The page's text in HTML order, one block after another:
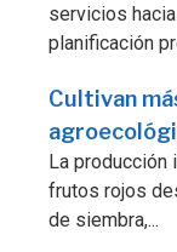
servicios
planificación
Cultivan
La producción
frutos rojos
de siembra,...